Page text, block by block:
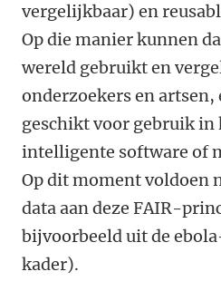
vergelijkbaar) en
Op die manier kunnen
wereld gebruikt en
onderzoekers en artsen,
geschikt voor gebruik
intelligente software of
Op dit moment voldoen
data aan deze FAIR-
bijvoorbeeld uit de
kader).